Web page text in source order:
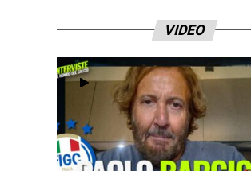
VIDEO